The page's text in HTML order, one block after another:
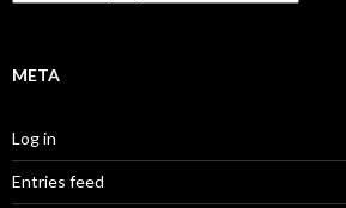
META
Log in
Entries feed